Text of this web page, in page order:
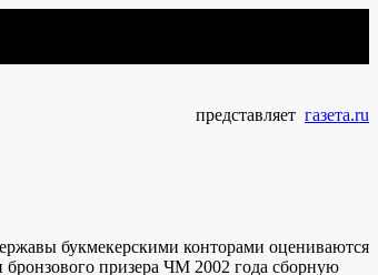
представляет газета.ru
букмекерскими конторами оцениваются
призера ЧМ 2002 года сборную